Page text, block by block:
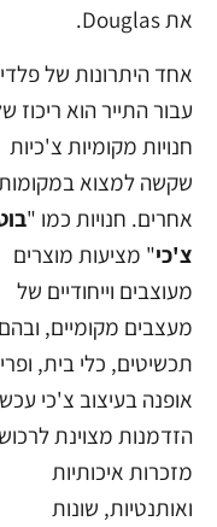
את Douglas.
אחד היתרונות של
עבור התייר הוא ריכוז
חנויות מקומיות צ'כיות
שקשה למצוא במקומות
אחרים. חנויות כמו "
צ'כי" מציעות מוצרים
מעוצבים וייחודיים של
מעצבים מקומיים, ובהם
תכשיטים, כלי בית,
אופנה בעיצוב צ'כי
הזדמנות מצוינת לרכוש
מזכרות איכותיות
ואותנטיות, שונות